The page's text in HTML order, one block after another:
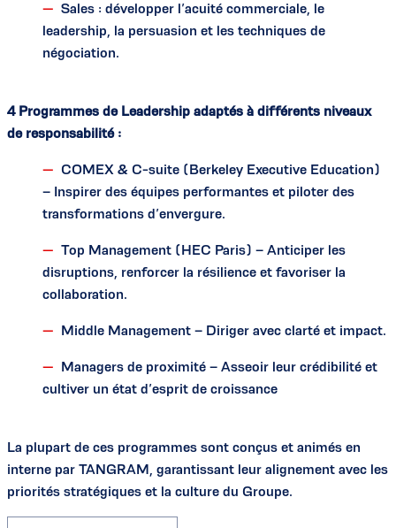
Sales : développer l’acuité commerciale, le
leadership, la persuasion et les techniques de
négociation.
4 Programmes de Leadership adaptés à différents niveaux
de responsabilité :
COMEX & C-suite (Berkeley Executive Education)
– Inspirer des équipes performantes et piloter des
transformations d’envergure.
Top Management (HEC Paris) – Anticiper les
disruptions, renforcer la résilience et favoriser la
collaboration.
Middle Management – Diriger avec clarté et impact.
Managers de proximité – Asseoir leur crédibilité et
cultiver un état d’esprit de croissance
La plupart de ces programmes sont conçus et animés en
interne par TANGRAM, garantissant leur alignement avec les
priorités stratégiques et la culture du Groupe.